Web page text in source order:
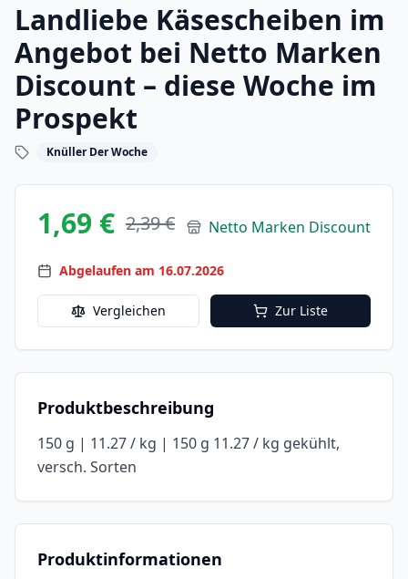
Landliebe Käsescheiben im
Angebot bei Netto Marken
Discount – diese Woche im
Prospekt
Knüller Der Woche
1,69 € 2,39 € Netto Marken Discount
Abgelaufen am 16.07.2026
Vergleichen Zur Liste
Produktbeschreibung
150 g | 11.27 / kg | 150 g 11.27 / kg gekühlt,
versch. Sorten
Produktinformationen